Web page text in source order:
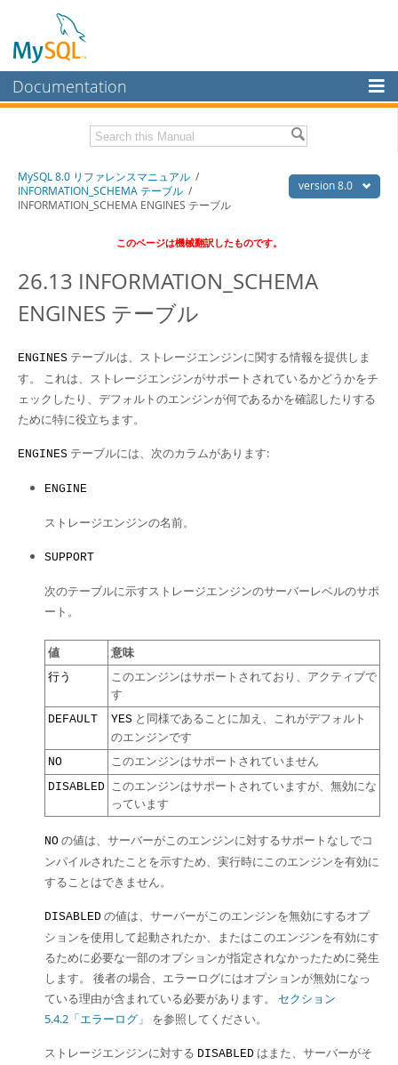
Documentation
MySQL Enterprise
Workbench
InnoDB Cluster
MySQL NDB Cluster
Connectors
More
Downloads
Developer Zone
Download this Manual
PDF (US Ltr)- 36.1Mb
version 8.0
MySQL 8.0 リファレンスマニュアル /
INFORMATION_SCHEMA テーブル /
INFORMATION_SCHEMA ENGINES テーブル
このページは機械翻訳したものです。
26.13 INFORMATION_SCHEMA
ENGINES テーブル
ENGINES テーブルは、ストレージエンジンに関する情報を提供しま
す。 これは、ストレージエンジンがサポートされているかどうかをチ
ェックしたり、デフォルトのエンジンが何であるかを確認したりする
ために特に役立ちます。
ENGINES テーブルには、次のカラムがあります:
ENGINE
ストレージエンジンの名前。
SUPPORT
次のテーブルに示すストレージエンジンのサーバーレベルのサポ
ート。
値 意味
行う
このエンジンはサポートされており、アクティブで
す
DEFAULT YES と同様であることに加え、これがデフォルト
のエンジンです
NO このエンジンはサポートされていません
DISABLED このエンジンはサポートされていますが、無効にな
っています
NO の値は、サーバーがこのエンジンに対するサポートなしでコ
ンパイルされたことを示すため、実行時にこのエンジンを有効に
することはできません。
DISABLED の値は、サーバーがこのエンジンを無効にするオプ
ションを使用して起動されたか、またはこのエンジンを有効にす
るために必要な一部のオプションが指定されなかったために発生
します。 後者の場合、エラーログにはオプションが無効になっ
ている理由が含まれている必要があります。 セクション
5.4.2「エラーログ」
を参照してください。
ストレージエンジンに対する DISABLED はまた、サーバーがそ